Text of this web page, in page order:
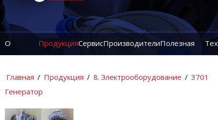
О ПродукцияСервисПроизводителиПолезная
Главная / Продукция / 8. Электрооборудование / 3701
Генератор